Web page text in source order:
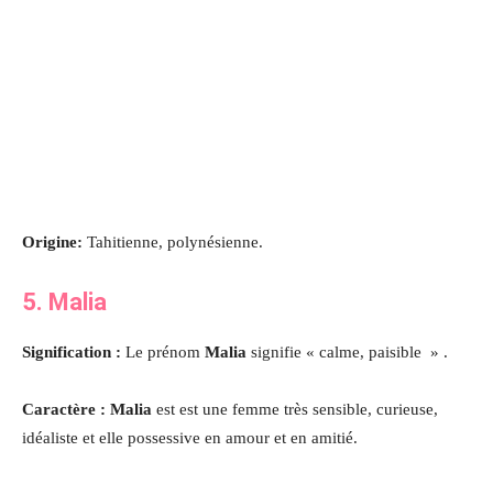
Origine: Tahitienne, polynésienne.
5. Malia
Signification : Le prénom Malia signifie « calme, paisible » .
Caractère : Malia est est une femme très sensible, curieuse,
idéaliste et elle possessive en amour et en amitié.